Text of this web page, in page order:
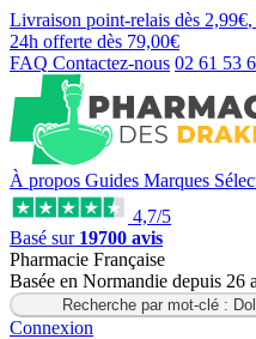
Livraison point-relais dès 2,99€
24h offerte dès 79,00€
FAQ Contactez-nous 02 61 53
À propos Guides Marques
4,7/5
Basé sur 19700 avis
Pharmacie Française
Basée en Normandie depuis 26
Recherche par mot-clé :
Connexion